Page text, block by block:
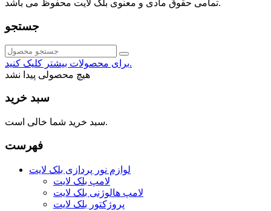
تمامی حقوق مادی و معنوی بلک لایت محفوظ می باشد.
جستجو
برای محصولات بیشتر کلیک کنید.
هیچ محصولی پیدا نشد
سبد خرید
سبد خرید شما خالی است.
فهرست
لوازم نور پردازی بلک لایت
لامپ بلک لایت
لامپ هالوژنی بلک لایت
پروژکتور بلک لایت